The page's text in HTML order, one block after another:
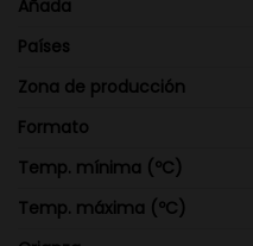
Añada
Países
Zona de producción
Formato
Temp. mínima (ºC)
Temp. máxima (ºC)